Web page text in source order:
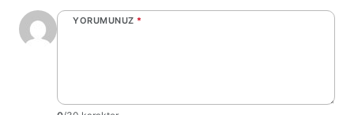
YORUMUNUZ *